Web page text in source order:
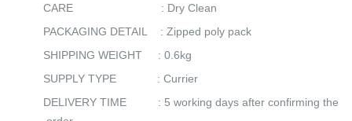
CARE : Dry Clean
PACKAGING DETAIL : Zipped poly pack
SHIPPING WEIGHT : 0.6kg
SUPPLY TYPE : Currier
DELIVERY TIME : 5 working days after confirming the